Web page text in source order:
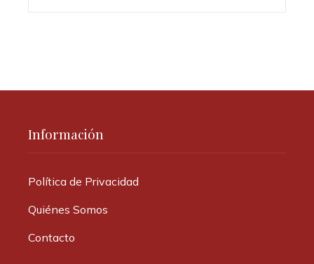
Información
Política de Privacidad
Quiénes Somos
Contacto